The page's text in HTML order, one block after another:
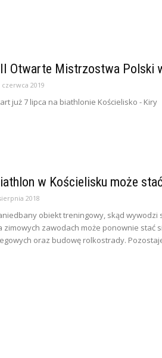
Otwarte Mistrzostwa Polski
czerwca 2019
już 7 lipca na biathlonie Kościelisko - Kiry
w Kościelisku może
2018
obiekt treningowy, skąd wywodzi
zimowych zawodach może ponownie stać
oraz budowę rolkostrady.